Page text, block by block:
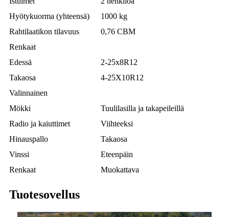
Hyötykuorma (yhteensä)
1000 kg
Rahtilaatikon tilavuus
0,76 CBM
Renkaat
Edessä
2-25x8R12
Takaosa
4-25X10R12
Valinnainen
Mökki
Tuulilasilla ja takapeileillä
Radio ja kaiuttimet
Viihteeksi
Hinauspallo
Takaosa
Vinssi
Eteenpäin
Renkaat
Muokattava
Tuotesovellus